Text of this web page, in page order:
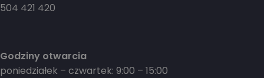
504 421 420
Godziny otwarcia
poniedziałek – czwartek: 9:00 – 15:00